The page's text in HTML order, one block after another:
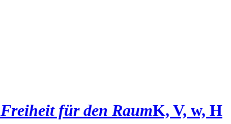
Freiheit für den RaumK, V, w, H